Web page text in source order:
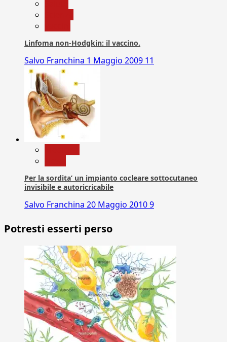
Linfoma non-Hodgkin: il vaccino.
Salvo Franchina 1 Maggio 2009 11
Per la sordita’ un impianto cocleare sottocutaneo
invisibile e autoricricabile
Salvo Franchina 20 Maggio 20109
Potresti esserti perso